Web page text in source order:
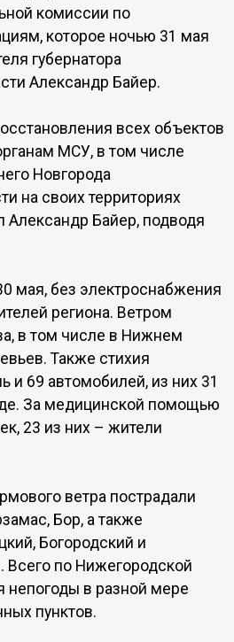
комиссии по
которое ночью 31 мая
губернатора
Александр Байер.
всех объектов
МСУ, в том числе
Новгорода
на своих территориях
Байер, подводя
мая, без электроснабжения
региона. Ветром
в том числе в Нижнем
Также стихия
и 69 автомобилей, из них 31
За медицинской помощью
23 из них – жители
ветра пострадали
Бор, а также
Богородский и
Всего по Нижегородской
непогоды в разной мере
пунктов.